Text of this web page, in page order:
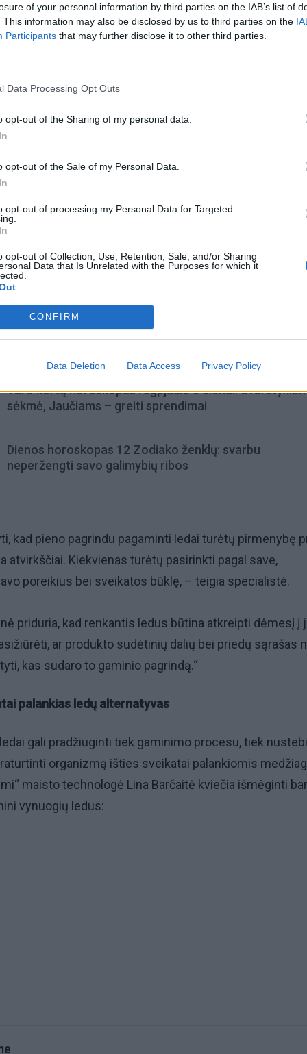
of your personal information by third parties on the IAB’s list of
This information may also be disclosed by us to third parties on the
Participants that may further disclose it to other third parties.
Data Processing Opt Outs
opt-out of the Sharing of my personal data.
opt-out of the Sale of my Personal Data.
opt-out of processing my Personal Data for Targeted
opt-out of Collection, Use, Retention, Sale, and/or Sharing
Data that Is Unrelated with the Purposes for which it
CONFIRM
Data Deletion Data Access Privacy Policy
ragina atsakingai vartoti ledus tuos žmones, kurie
ligomis, turi alergijų tam tikroms ledų sudėtinėms
pagamintų ledų grupėje, tiek vaisinių ledų grupėje gali
arba nepalankesnių komponentų.
Taro kortų horoskopas rugpjūčio 6 dienai:
sėkmė, Jaučiams – greiti sprendimai
Dienos horoskopas 12 Zodiako ženklų: svarbu
neperžengti savo galimybių ribos
kad pieno pagrindu pagaminti ledai turėtų pirmenybę
atvirkščiai. Kiekvienas turėtų pasirinkti pagal save,
poreikius bei sveikatos būklę, – teigia specialistė.
priduria, kad renkantis ledus būtina atkreipti dėmesį į
ar produkto sudėtinių dalių bei priedų sąrašas
kas sudaro to gaminio pagrindą.“
palankias ledų alternatyvas
gali pradžiuginti tiek gaminimo procesu, tiek
organizmą išties sveikatai palankiomis
maisto technologė Lina Barčaitė kviečia išmėginti
vynuogių ledus: